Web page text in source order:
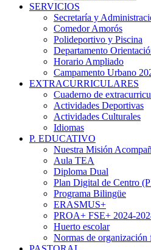
SERVICIOS
Secretaría y
Comedor Amorós
Polideportivo y Piscina
Departamento
Horario Ampliado
Campamento Urbano
EXTRACURRICULARES
Cuaderno de
Actividades Deportivas
Actividades Culturales
Idiomas
P. EDUCATIVO
Nuestra Misión
Aula TEA
Diploma Dual
Plan Digital de Centro
Programa Bilingüe
ERASMUS+
PROA+ FSE+ 2024-
Huerto escolar
Normas de